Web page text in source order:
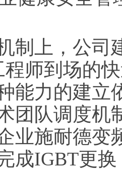
制上，公司
师到场的
能力的建立
团队调度机
业施耐德变
成IGBT更